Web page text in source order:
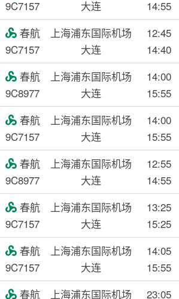
9C7157
大连
14:55
春航
9C7157
上海浦东国际机场
大连
12:45
14:40
春航
9C8977
上海浦东国际机场
大连
14:00
15:55
春航
9C7157
上海浦东国际机场
大连
14:00
15:55
春航
9C8977
上海浦东国际机场
大连
12:55
14:55
春航
9C7157
上海浦东国际机场
大连
13:25
15:25
春航
9C7157
上海浦东国际机场
大连
14:05
15:55
春航 上海浦东国际机场 23:05